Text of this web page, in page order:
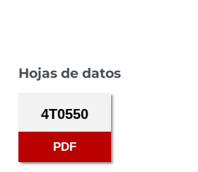
Hojas de datos
4T0550
PDF